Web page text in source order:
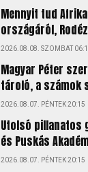
Mennyit tud
országáról,
2026.08.08. SZOMBAT
Magyar Péter
tároló, a számok
2026.08.07. PÉNTEK 20:15
Utolsó pillanatos
és Puskás
2026.08.07. PÉNTEK 20:15